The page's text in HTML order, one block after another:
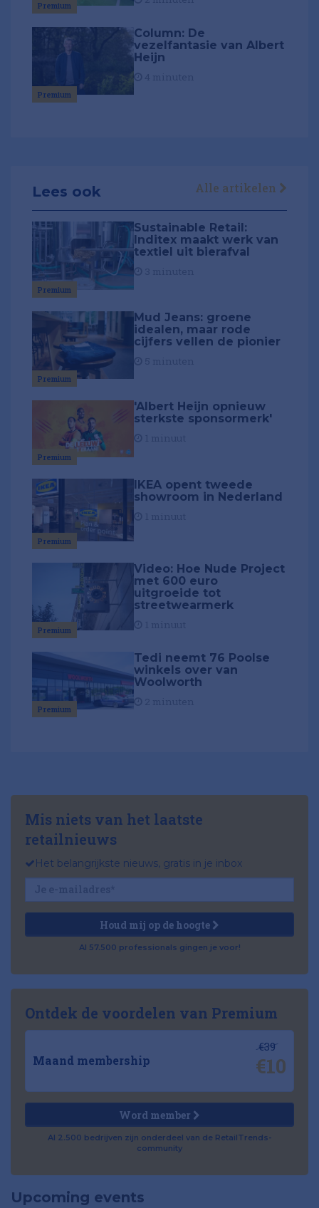
Premium
Premium
Column: De
vezelfantasie van Albert
Heijn
Lees ook Alle artikelen
Premium
Sustainable Retail:
Inditex maakt werk van
textiel uit bierafval
Premium
Mud Jeans: groene
idealen, maar rode
cijfers vellen de pionier
Premium
'Albert Heijn opnieuw
sterkste sponsormerk'
Premium
IKEA opent tweede
showroom in Nederland
Premium
Video: Hoe Nude Project
met 600 euro
uitgroeide tot
streetwearmerk
Premium
Tedi neemt 76 Poolse
winkels over van
Woolworth
Mis niets van het laatste
retailnieuws
Het belangrijkste nieuws, gratis in je inbox
Houd mij op de hoogte
Al 57.500 professionals gingen je voor!
Ontdek de voordelen van Premium
Maand membership
€39
€10
Word member
Al 2.500 bedrijven zijn onderdeel van de RetailTrends-
community
Upcoming events